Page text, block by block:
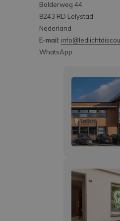
Bolderweg 44
8243 RD Lelystad
Nederland
E-mail:
WhatsApp